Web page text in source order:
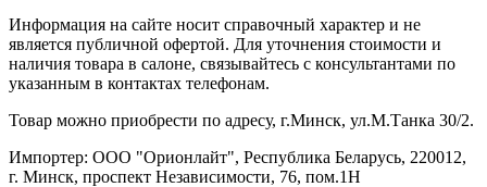
Информация на сайте носит справочный характер и не
является публичной офертой. Для уточнения стоимости и
наличия товара в салоне, связывайтесь с консультантами по
указанным в контактах телефонам.
Товар можно приобрести по адресу, г.Минск, ул.М.Танка 30/2.
Импортер: ООО "Орионлайт", Республика Беларусь, 220012,
г. Минск, проспект Независимости, 76, пом.1Н